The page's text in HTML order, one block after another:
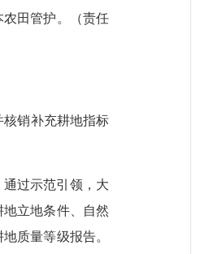
田管护。（责任
核销补充耕地指标
过示范引领，大
立地条件、自然
质量等级报告。